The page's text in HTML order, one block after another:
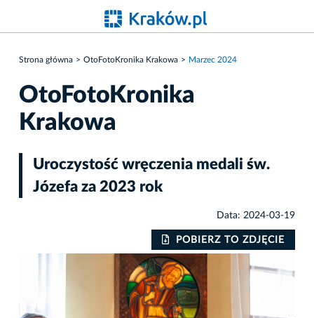
Strona główna OtoFotoKronika Krakowa Marzec 2024
OtoFotoKronika
Krakowa
Uroczystość wręczenia medali św.
Józefa za 2023 rok
Data: 2024-03-19
POBIERZ TO ZDJĘCIE